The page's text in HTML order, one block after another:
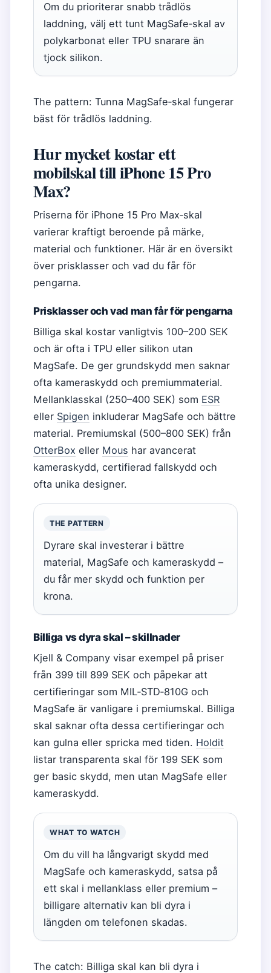
Om du prioriterar snabb trådlös
laddning, välj ett tunt MagSafe‑skal av
polykarbonat eller TPU snarare än
tjock silikon.
The pattern: Tunna MagSafe‑skal fungerar
bäst för trådlös laddning.
Hur mycket kostar ett
mobilskal till iPhone 15 Pro
Max?
Priserna för iPhone 15 Pro Max‑skal
varierar kraftigt beroende på märke,
material och funktioner. Här är en översikt
över prisklasser och vad du får för
pengarna.
Prisklasser och vad man får för pengarna
Billiga skal kostar vanligtvis 100–200 SEK
och är ofta i TPU eller silikon utan
MagSafe. De ger grundskydd men saknar
ofta kameraskydd och premiummaterial.
Mellanklasskal (250–400 SEK) som ESR
eller Spigen inkluderar MagSafe och bättre
material. Premiumskal (500–800 SEK) från
OtterBox eller Mous har avancerat
kameraskydd, certifierad fallskydd och
ofta unika designer.
THE PATTERN
Dyrare skal investerar i bättre
material, MagSafe och kameraskydd –
du får mer skydd och funktion per
krona.
Billiga vs dyra skal – skillnader
Kjell & Company visar exempel på priser
från 399 till 899 SEK och påpekar att
certifieringar som MIL‑STD‑810G och
MagSafe är vanligare i premiumskal. Billiga
skal saknar ofta dessa certifieringar och
kan gulna eller spricka med tiden. Holdit
listar transparenta skal för 199 SEK som
ger basic skydd, men utan MagSafe eller
kameraskydd.
WHAT TO WATCH
Om du vill ha långvarigt skydd med
MagSafe och kameraskydd, satsa på
ett skal i mellanklass eller premium –
billigare alternativ kan bli dyra i
längden om telefonen skadas.
The catch: Billiga skal kan bli dyra i